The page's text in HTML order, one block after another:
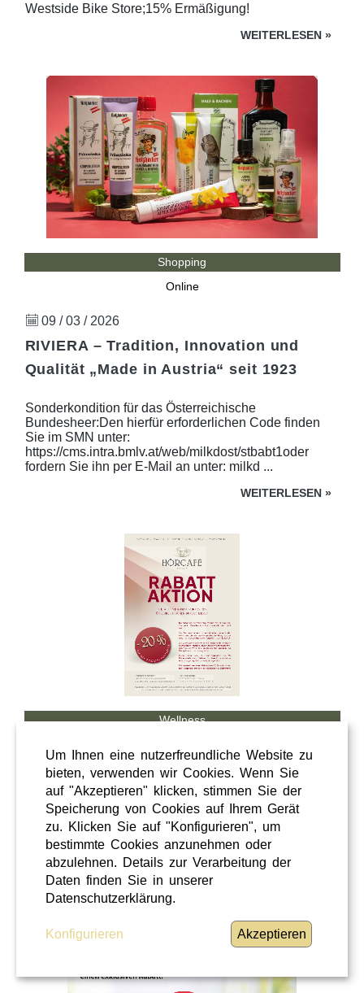
Westside Bike Store;15% Ermäßigung!
WEITERLESEN »
Shopping
Online
09 / 03 / 2026
RIVIERA – Tradition, Innovation und
Qualität „Made in Austria“ seit 1923
Sonderkondition für das Österreichische
Bundesheer:Den hierfür erforderlichen Code finden
Sie im SMN unter:
https://cms.intra.bmlv.at/web/milkdost/stbabt1oder
fordern Sie ihn per E-Mail an unter: milkd ...
WEITERLESEN »
Wellness
Steiermark
28 / 02 / 2026
Hörcafe
Hörcafe
Um Ihnen eine nutzerfreundliche Website zu
bieten, verwenden wir Cookies. Wenn Sie
auf "Akzeptieren" klicken, stimmen Sie der
Speicherung von Cookies auf Ihrem Gerät
zu. Klicken Sie auf "Konfigurieren", um
bestimmte Cookies anzunehmen oder
abzulehnen. Details zur Verarbeitung der
Daten finden Sie in unserer
Datenschutzerklärung.
Konfigurieren Akzeptieren